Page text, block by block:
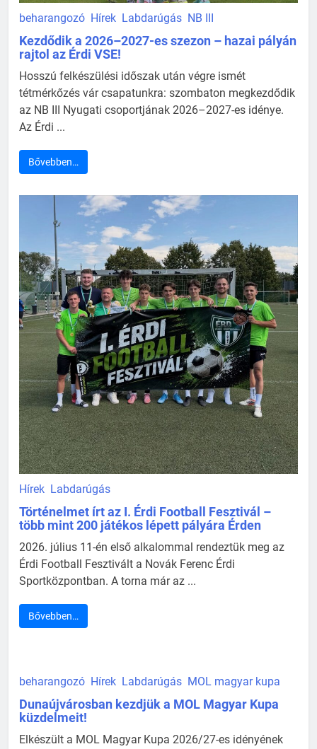
beharangozó Hírek Labdarúgás NB III
Kezdődik a 2026–2027-es szezon – hazai pályán
rajtol az Érdi VSE!
Hosszú felkészülési időszak után végre ismét
tétmérkőzés vár csapatunkra: szombaton megkezdődik
az NB III Nyugati csoportjának 2026–2027-es idénye.
Az Érdi ...
Bővebben…
Hírek Labdarúgás
Történelmet írt az I. Érdi Football Fesztivál –
több mint 200 játékos lépett pályára Érden
2026. július 11-én első alkalommal rendeztük meg az
Érdi Football Fesztivált a Novák Ferenc Érdi
Sportközpontban. A torna már az ...
Bővebben…
beharangozó Hírek Labdarúgás MOL magyar kupa
Dunaújvárosban kezdjük a MOL Magyar Kupa
küzdelmeit!
Elkészült a MOL Magyar Kupa 2026/27-es idényének